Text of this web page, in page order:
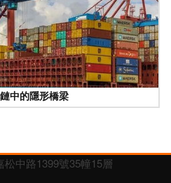
中的隱形橋梁
中路1399號35幢15層